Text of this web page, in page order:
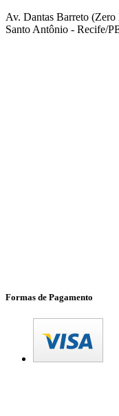
Av. Dantas Barreto
Santo Antônio - Recife/
Formas de Pagamento